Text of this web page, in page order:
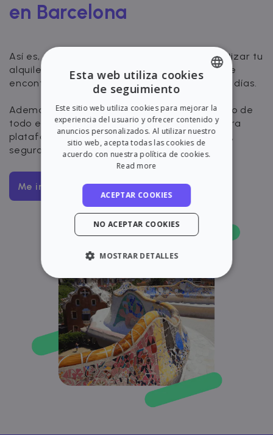
en Barcelona
Así es, en Zazume no nos limitamos a garantizar tu
alquiler, sino que también nos encargamos de
encontrarte inquilinos solventes en tan solo 11 días.
Además, tendrás visibilidad y control a lo largo de
todo el proceso de alquiler a través de nuestra
plataforma. Alquila tu piso de manera rápida,
segura y completamente digital.
Me interesa
SPANISH
Esta web utiliza cookies
de seguimiento
Este sitio web utiliza cookies para mejorar la
experiencia del usuario y ofrecer contenido y
anuncios personalizados. Al utilizar nuestro
sitio web, acepta todas las cookies de
acuerdo con nuestra política de cookies.
Read more
ACEPTAR COOKIES
NO ACEPTAR COOKIES
MOSTRAR DETALLES
ESTRICTAMENTE NECESARIAS
RENDIMIENTO
ORIENTACIÓN
FUNCIONALIDAD